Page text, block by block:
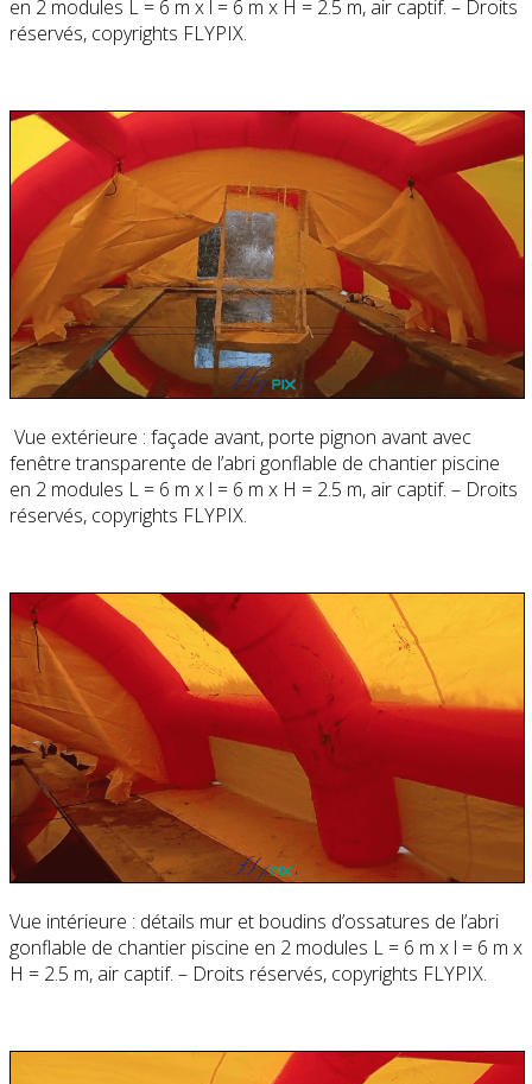
en 2 modules L = 6 m x l = 6 m x H = 2.5 m, air captif. – Droits
réservés, copyrights FLYPIX.
Vue extérieure : façade avant, porte pignon avant avec
fenêtre transparente de l’abri gonflable de chantier piscine
en 2 modules L = 6 m x l = 6 m x H = 2.5 m, air captif. – Droits
réservés, copyrights FLYPIX.
Vue intérieure : détails mur et boudins d’ossatures de l’abri
gonflable de chantier piscine en 2 modules L = 6 m x l = 6 m x
H = 2.5 m, air captif. – Droits réservés, copyrights FLYPIX.